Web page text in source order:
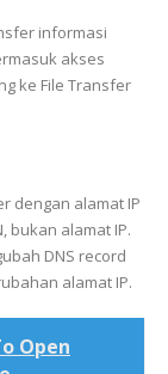
informasi
akses
ke File Transfer
dengan alamat IP
bukan alamat IP.
DNS record
alamat IP.
Open